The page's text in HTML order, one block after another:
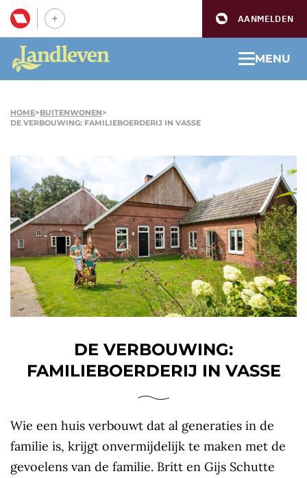
AANMELDEN
MENU
HOME>BUITENWONEN>
DE VERBOUWING: FAMILIEBOERDERIJ IN VASSE
DE VERBOUWING:
FAMILIEBOERDERIJ IN VASSE
Wie een huis verbouwt dat al generaties in de
familie is, krijgt onvermijdelijk te maken met de
gevoelens van de familie. Britt en Gijs Schutte